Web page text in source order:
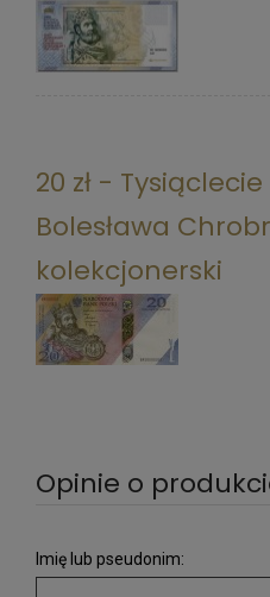
20 zł -
Bolesława
kolekcjonerski
Opinie o
Imię lub pseudonim: